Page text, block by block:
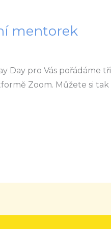
mentorek
Day pro Vás pořádáme tři
Zoom. Můžete si tak